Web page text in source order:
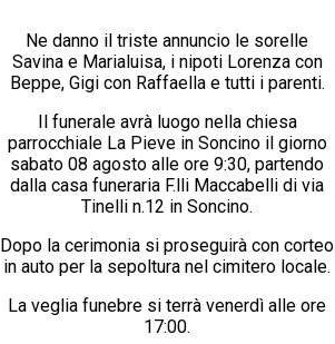
Ne danno il triste annuncio le sorelle
Savina e Marialuisa, i nipoti Lorenza con
Beppe, Gigi con Raffaella e tutti i parenti.
Il funerale avrà luogo nella chiesa
parrocchiale La Pieve in Soncino il giorno
sabato 08 agosto alle ore 9:30, partendo
dalla casa funeraria F.lli Maccabelli di via
Tinelli n.12 in Soncino.
Dopo la cerimonia si proseguirà con corteo
in auto per la sepoltura nel cimitero locale.
La veglia funebre si terrà venerdì alle ore
17:00.